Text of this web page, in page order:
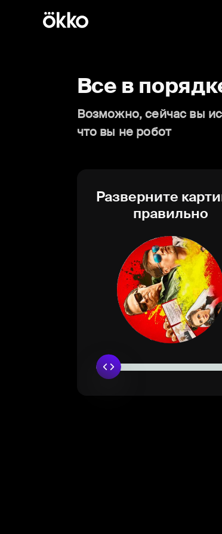
Все в
Возможно, сейчас вы
что вы не робот
Разверните
правильно